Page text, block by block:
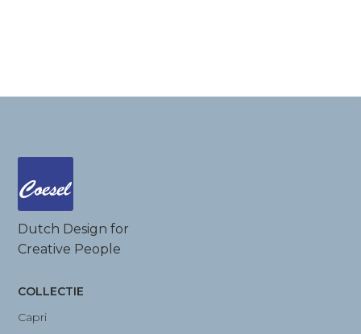
Dutch Design for
Creative People
COLLECTIE
Capri